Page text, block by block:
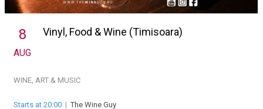
8
AUG
Vinyl, Food & Wine (Timisoara)
WINE, ART & MUSIC
Starts at 20:00 |The Wine Guy